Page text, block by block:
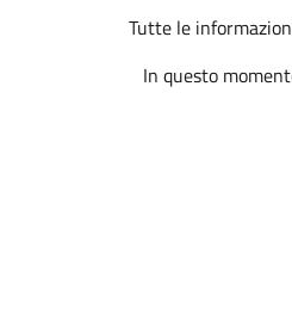
Tutte le
In questo